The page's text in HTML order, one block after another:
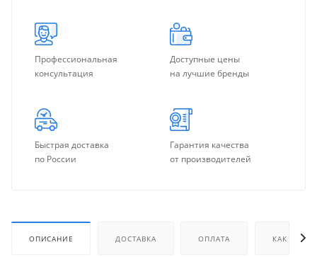
Профессиональная
консультация
Доступные цены
на лучшие бренды
Быстрая доставка
по России
Гарантия качества
от производителей
ОПИСАНИЕ ДОСТАВКА ОПЛАТА КАК